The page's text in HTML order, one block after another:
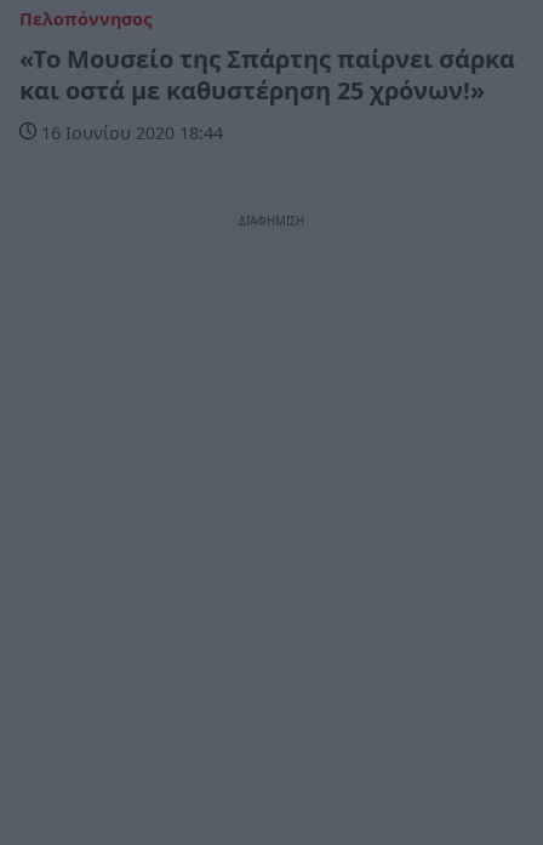
Πελοπόννησος
«Το Μουσείο της Σπάρτης παίρνει σάρκα
και οστά με καθυστέρηση 25 χρόνων!»
16 Ιουνίου 2020 18:44